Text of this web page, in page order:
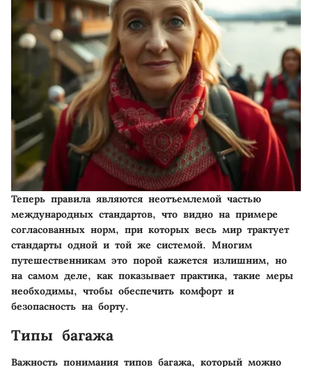
Теперь правила являются неотъемлемой частью
международных стандартов, что видно на примере
согласованных норм, при которых весь мир трактует
стандарты одной и той же системой. Многим
путешественникам это порой кажется излишним, но
на самом деле, как показывает практика, такие меры
необходимы, чтобы обеспечить комфорт и
безопасность на борту.
Типы багажа
Важность понимания типов багажа, который можно